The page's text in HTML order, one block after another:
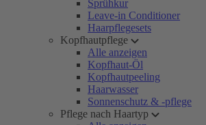
Sprühkur
Leave-in Conditioner
Haarpflegesets
Kopfhautpflege
Alle anzeigen
Kopfhaut-Öl
Kopfhautpeeling
Haarwasser
Sonnenschutz & -pflege
Pflege nach Haartyp